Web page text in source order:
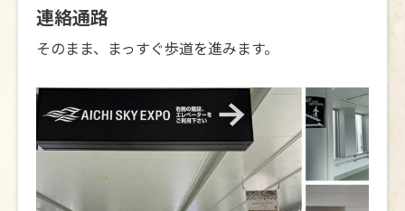
連絡通路
そのまま、まっすぐ歩道を進みます。